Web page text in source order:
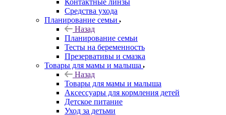
Контактные линзы
Средства ухода
Планирование семьи
Назад
Планирование семьи
Тесты на беременность
Презервативы и смазка
Товары для мамы и малыша
Назад
Товары для мамы и малыша
Аксессуары для кормления детей
Детское питание
Уход за детьми